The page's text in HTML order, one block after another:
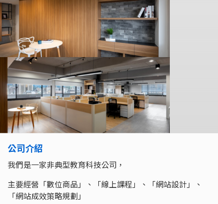
公司介紹
我們是一家非典型教育科技公司，
主要經營「數位商品」、「線上課程」、「網站設計」、
「網站成效策略規劃」